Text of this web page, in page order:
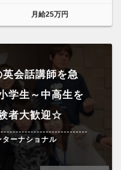
月給25万円
会話講師を急
学生～中高生を
者大歓迎☆
ーナショナル